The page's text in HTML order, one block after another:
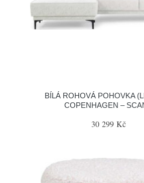
BÍLÁ ROHOVÁ POHOVKA
COPENHAGEN –
30 299 Kč